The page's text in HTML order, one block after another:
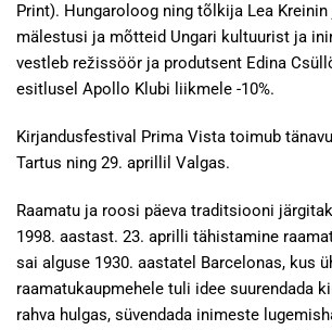
Print). Hungaroloog ning tõlkija Lea
mälestusi ja mõtteid Ungari kultuurist ja
vestleb režissöör ja produtsent Edina
esitlusel Apollo Klubi liikmele -10%.
Kirjandusfestival Prima Vista toimub
Tartus ning 29. aprillil Valgas.
Raamatu ja roosi päeva traditsiooni
1998. aastast. 23. aprilli tähistamine
sai alguse 1930. aastatel Barcelonas, kus
raamatukaupmehele tuli idee suurendada
rahva hulgas, süvendada inimeste